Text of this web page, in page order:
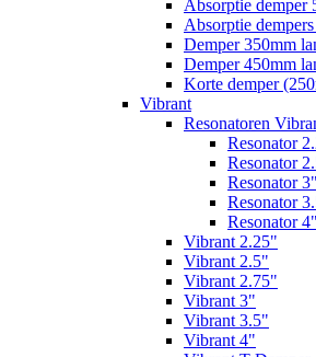
Absorptie demper
Absorptie
Demper 350mm
Demper 450mm
Korte demper
Vibrant
Resonatoren
Resonator
Resonator
Resonator 3"
Resonator
Resonator 4"
Vibrant 2.25"
Vibrant 2.5"
Vibrant 2.75"
Vibrant 3"
Vibrant 3.5"
Vibrant 4"